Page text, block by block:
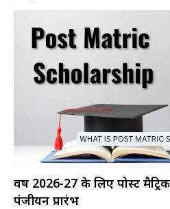
वर्ष 2026-27 के लिए पोस्ट
पंजीयन प्रारंभ